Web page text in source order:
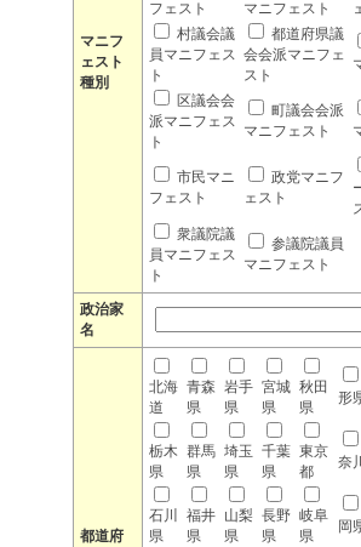
マニフ
ェスト
種別
フェスト
マニフェスト
村議会議
員マニフェス
ト
都道府県議
会会派マニフェ
スト
区議会会
派マニフェス
ト
町議会会派
マニフェスト
市民マニ
フェスト
政党マニフ
ェスト
衆議院議
員マニフェス
ト
参議院議員
マニフェスト
政治家
名
都道府
北海
道
青森
県
岩手
県
宮城
県
秋田
県
形
栃木
県
群馬
県
埼玉
県
千葉
県
東京
都
奈
石川
県
福井
県
山梨
県
長野
県
岐阜
県
岡